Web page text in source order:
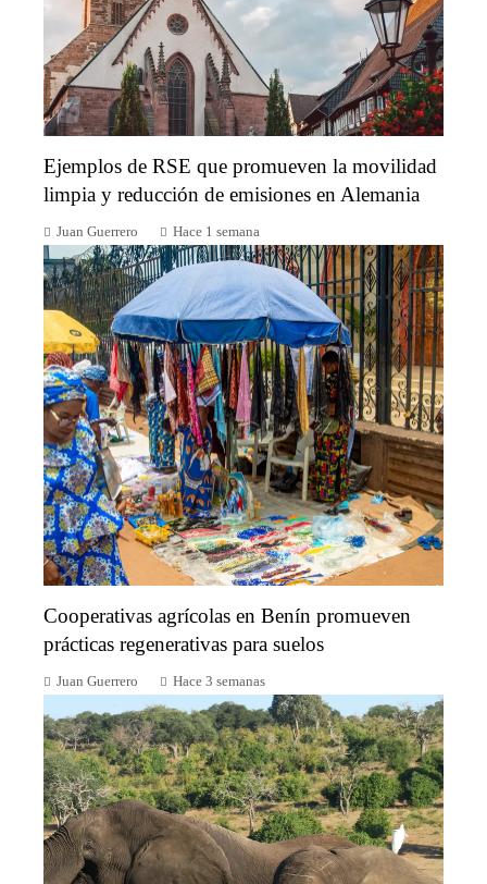
Ejemplos de RSE que promueven la movilidad
limpia y reducción de emisiones en Alemania
Juan Guerrero Hace 1 semana
Cooperativas agrícolas en Benín promueven
prácticas regenerativas para suelos
Juan Guerrero Hace 3 semanas